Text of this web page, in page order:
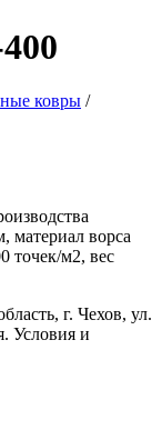
ковры /
материал ворса
точек/м2, вес
г. Чехов, ул.
Условия и